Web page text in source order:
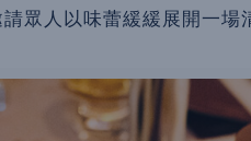
眾人以味蕾緩緩展開一場